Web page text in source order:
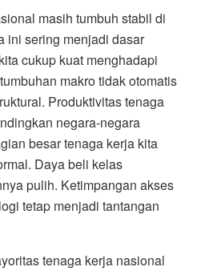
masih tumbuh stabil di
ini sering menjadi dasar
cukup kuat menghadapi
makro tidak otomatis
Produktivitas tenaga
negara-negara
besar tenaga kerja kita
Daya beli kelas
pulih. Ketimpangan akses
tetap menjadi tantangan
tenaga kerja nasional